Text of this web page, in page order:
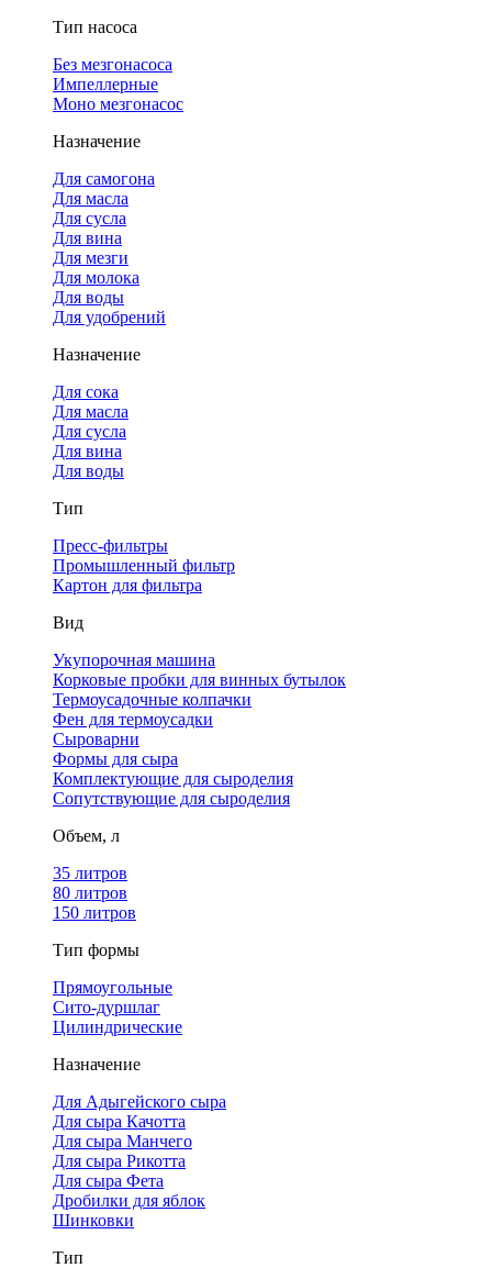
Тип насоса
Без мезгонасоса
Импеллерные
Моно мезгонасос
Назначение
Для самогона
Для масла
Для сусла
Для вина
Для мезги
Для молока
Для воды
Для удобрений
Назначение
Для сока
Для масла
Для сусла
Для вина
Для воды
Тип
Пресс-фильтры
Промышленный фильтр
Картон для фильтра
Вид
Укупорочная машина
Корковые пробки для винных бутылок
Термоусадочные колпачки
Фен для термоусадки
Сыроварни
Формы для сыра
Комплектующие для сыроделия
Сопутствующие для сыроделия
Объем, л
35 литров
80 литров
150 литров
Тип формы
Прямоугольные
Сито-дуршлаг
Цилиндрические
Назначение
Для Адыгейского сыра
Для сыра Качотта
Для сыра Манчего
Для сыра Рикотта
Для сыра Фета
Дробилки для яблок
Шинковки
Тип